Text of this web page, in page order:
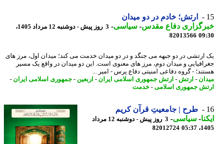
ارتش؛ خادم در دو میدان
دفاع مقدس-سیاسی-
3 روز پیش - دوشنبه 12 مرداد 1405،
82013566
در دو جبهه می جنگد و در دو میدان خدمت می کند؛ میدان اول، مرز های
و میدان دوم، مرز های معنوی است. این دو میدان در واقع یک مسیر
- گروه دفاعی امنیتی دفاع پرس - امیر ...
- ارتش -ارتش جمهوری اسلامی ایران - اربعین -جمهوری اسلامی ایران -
جمهوری اسلامی-خدمت
طرح | جامعیتِ قرآن کریم
-سیاسی-
3 روز پیش - دوشنبه 12 مرداد
82012724